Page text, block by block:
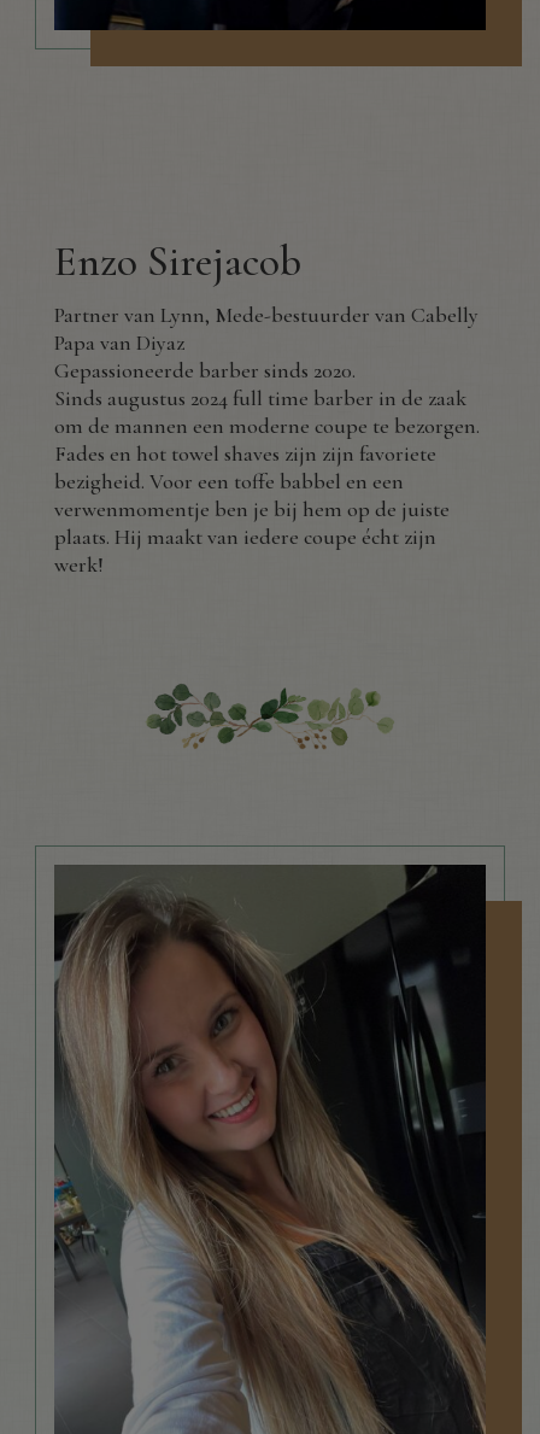
Enzo Sirejacob
Partner van Lynn, Mede-bestuurder van Cabelly
Papa van Diyaz
Gepassioneerde barber sinds 2020.
Sinds augustus 2024 full time barber in de zaak
om de mannen een moderne coupe te bezorgen.
Fades en hot towel shaves zijn zijn favoriete
bezigheid. Voor een toffe babbel en een
verwenmomentje ben je bij hem op de juiste
plaats. Hij maakt van iedere coupe écht zijn
werk!